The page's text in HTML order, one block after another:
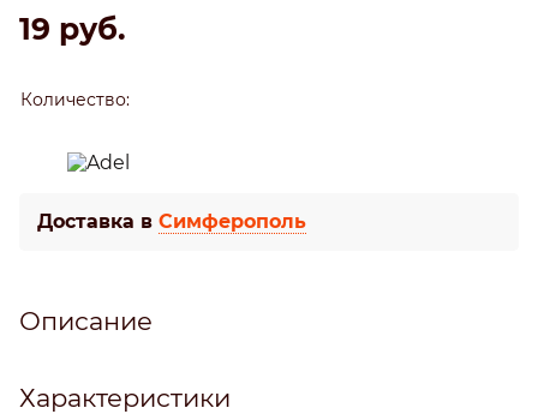
19 руб.
Количество:
Доставка в Симферополь
Описание
Характеристики